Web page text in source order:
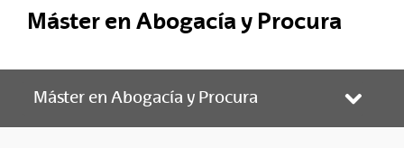
Máster en Abogacía y Procura
Máster en Abogacía y Procura